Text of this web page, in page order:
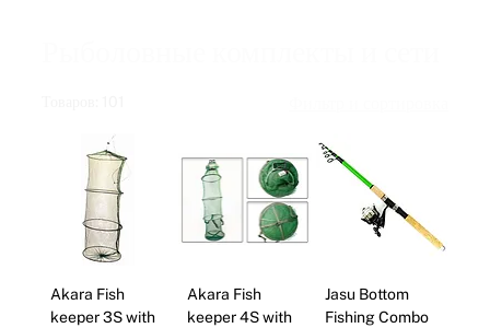
Akara Fish
keeper 3S with
Akara Fish
keeper 4S with
Jasu Bottom
Fishing Combo